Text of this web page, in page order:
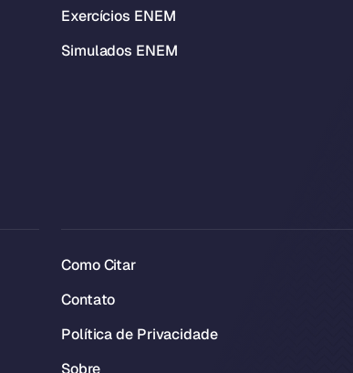
Exercícios ENEM
Simulados ENEM
Como Citar
Contato
Política de Privacidade
Sobre